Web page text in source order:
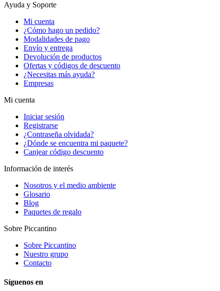
Ayuda y Soporte
Mi cuenta
¿Cómo hago un pedido?
Modalidades de pago
Envío y entrega
Devolución de productos
Ofertas y códigos de descuento
¿Necesitas más ayuda?
Empresas
Mi cuenta
Iniciar sesión
Registrarse
¿Contraseña olvidada?
¿Dónde se encuentra mi paquete?
Canjear código descuento
Información de interés
Nosotros y el medio ambiente
Glosario
Blog
Paquetes de regalo
Sobre Piccantino
Sobre Piccantino
Nuestro grupo
Contacto
Síguenos en